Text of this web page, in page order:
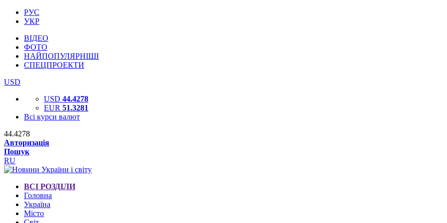
РУС
УКР
ВІДЕО
ФОТО
НАЙПОПУЛЯРНІШІ
СПЕЦПРОЕКТИ
USD
USD 44.4278
EUR 51.3281
Всі курси валют
44.4278
Авторизація
Пошук
RU
ВСІ РОЗДІЛИ
Головна
Україна
Місто